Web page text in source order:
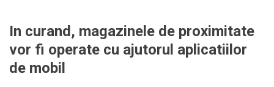
In curand, magazinele de proximitate
vor fi operate cu ajutorul aplicatiilor
de mobil